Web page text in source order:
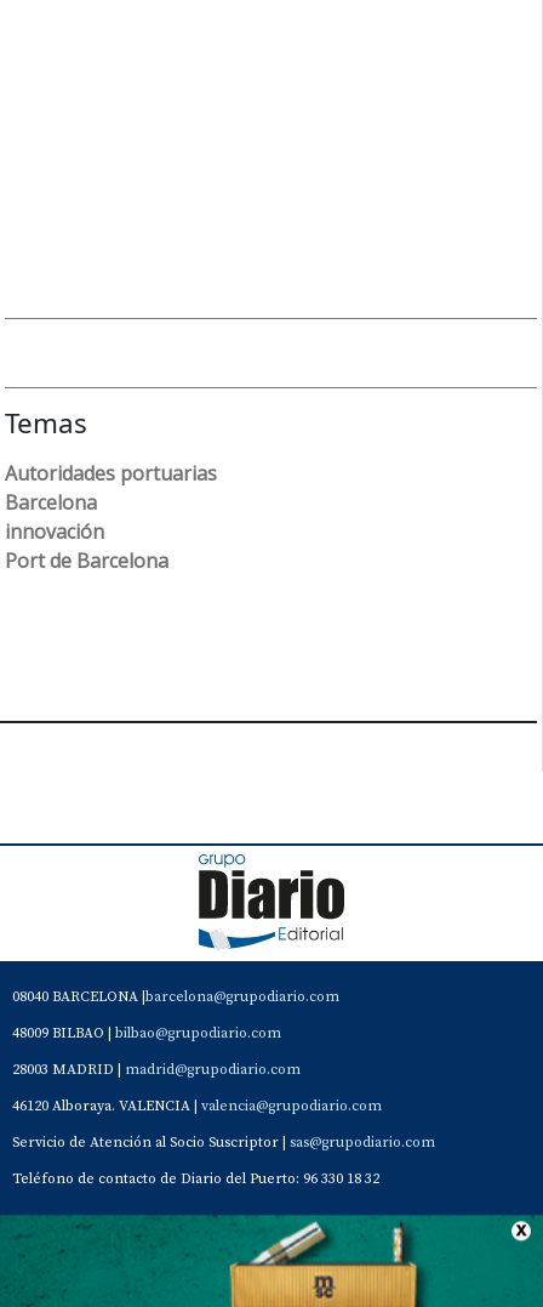
Temas
Autoridades portuarias
Barcelona
innovación
Port de Barcelona
08040 BARCELONA | barcelona@grupodiario.com
48009 BILBAO | bilbao@grupodiario.com
28003 MADRID | madrid@grupodiario.com
46120 Alboraya. VALENCIA | valencia@grupodiario.com
Servicio de Atención al Socio Suscriptor | sas@grupodiario.com
Teléfono de contacto de Diario del Puerto: 96 330 18 32
Contacto Aviso Legal Quiénes somos Política de privacidad